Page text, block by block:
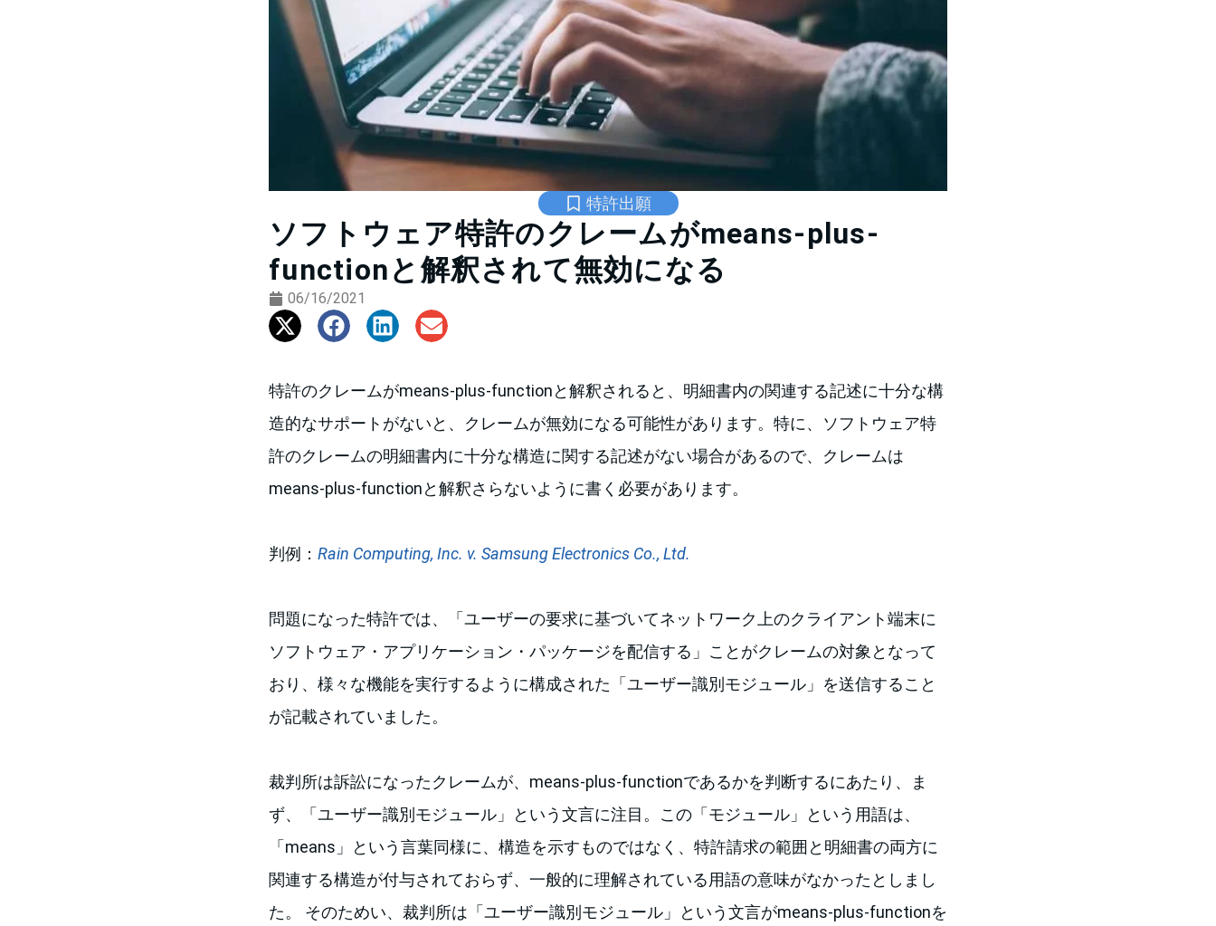
特許出願
ソフトウェア特許のクレームがmeans-plus-
functionと解釈されて無効になる
06/16/2021
特許のクレームがmeans-plus-functionと解釈されると、明細書内の関連する記述に十分な構
造的なサポートがないと、クレームが無効になる可能性があります。特に、ソフトウェア特
許のクレームの明細書内に十分な構造に関する記述がない場合があるので、クレームは
means-plus-functionと解釈さらないように書く必要があります。
判例： Rain Computing, Inc. v. Samsung Electronics Co., Ltd.
問題になった特許では、「ユーザーの要求に基づいてネットワーク上のクライアント端末に
ソフトウェア・アプリケーション・パッケージを配信する」ことがクレームの対象となって
おり、様々な機能を実行するように構成された「ユーザー識別モジュール」を送信すること
が記載されていました。
裁判所は訴訟になったクレームが、means-plus-functionであるかを判断するにあたり、ま
ず、「ユーザー識別モジュール」という文言に注目。この「モジュール」という用語は、
「means」という言葉同様に、構造を示すものではなく、特許請求の範囲と明細書の両方に
関連する構造が付与されておらず、一般的に理解されている用語の意味がなかったとしまし
た。 そのためい、裁判所は「ユーザー識別モジュール」という文言がmeans-plus-functionを